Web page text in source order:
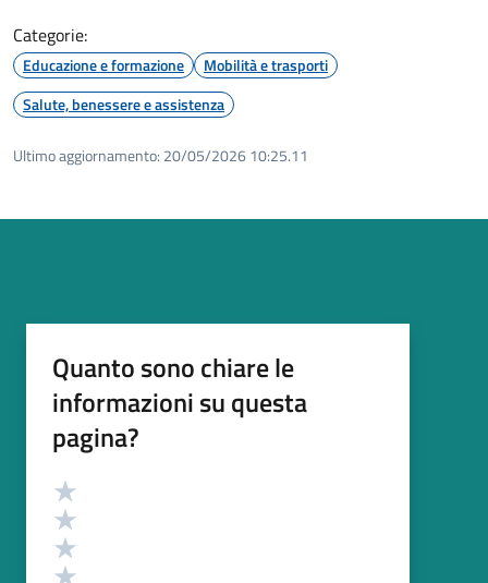
Categorie:
Educazione e formazione
Mobilità e trasporti
Salute, benessere e assistenza
Ultimo aggiornamento: 20/05/2026 10:25.11
Quanto sono chiare le
informazioni su questa
pagina?
Valutazione